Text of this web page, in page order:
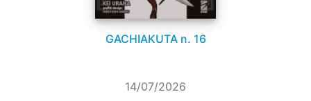
GACHIAKUTA n. 16
14/07/2026